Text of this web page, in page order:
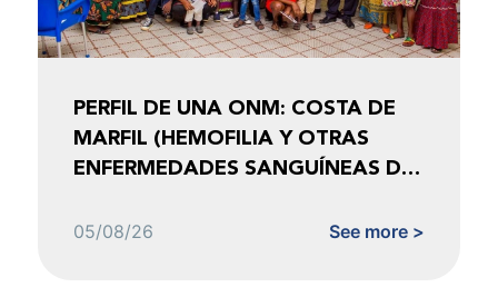
PERFIL DE UNA ONM: COSTA DE
MARFIL (HEMOFILIA Y OTRAS
ENFERMEDADES SANGUÍNEAS DE
05/08/26 See more >